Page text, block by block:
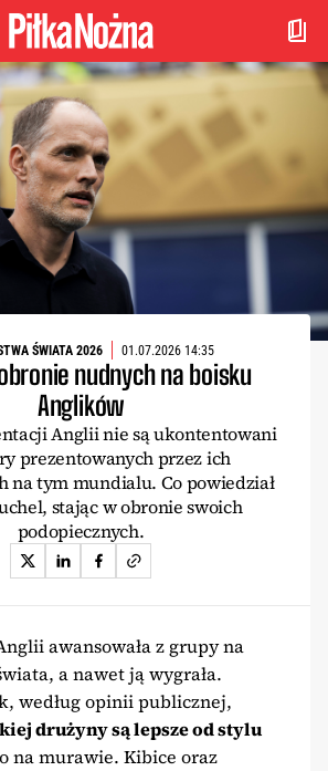
ŚWIATA 2026 01.07.2026 14:35
nudnych na boisku
Anglików
Anglii nie są ukontentowani
prezentowanych przez ich
na tym mundialu. Co powiedział
stając w obronie swoich
podopiecznych.
awansowała z grupy na
a nawet ją wygrała.
według opinii publicznej,
drużyny są lepsze od stylu
na murawie. Kibice oraz